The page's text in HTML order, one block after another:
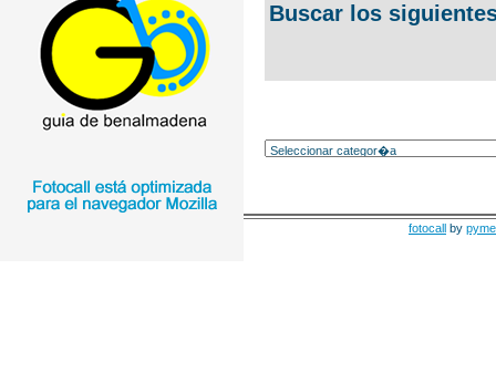
Buscar los
fotocall by